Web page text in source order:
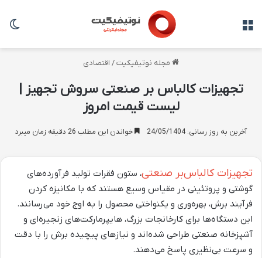
مجله نوتیفیکیت/ اقتصادی
تجهیزات کالباس بر صنعتی سروش تجهیز |
لیست قیمت امروز
آخرین به روز رسانی: 24/05/1404 خواندن این مطلب 26 دقیقه زمان میبرد
تجهیزات کالباس‌بر صنعتی، ستون فقرات تولید فرآورده‌های
گوشتی و پروتئینی در مقیاس وسیع هستند که با مکانیزه کردن
فرآیند برش، بهره‌وری و یکنواختی محصول را به اوج خود می‌رسانند.
این دستگاه‌ها برای کارخانجات بزرگ، هایپرمارکت‌های زنجیره‌ای و
آشپزخانه صنعتی طراحی شده‌اند و نیازهای پیچیده برش را با دقت
و سرعت بی‌نظیری پاسخ می‌دهند.